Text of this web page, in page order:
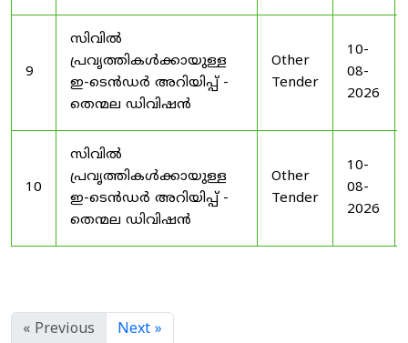
9
സിവിൽ
പ്രവൃത്തികൾക്കായുള്ള
ഇ-ടെൻഡർ അറിയിപ്പ് -
തെന്മല ഡിവിഷൻ
Other
Tender
10-
08-
2026
10
സിവിൽ
പ്രവൃത്തികൾക്കായുള്ള
ഇ-ടെൻഡർ അറിയിപ്പ് -
തെന്മല ഡിവിഷൻ
Other
Tender
10-
08-
2026
« Previous Next »